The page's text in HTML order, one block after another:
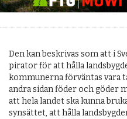
Den kan beskrivas som att i
pirator för att hålla
kommunerna förväntas vara
andra sidan föder och göder
att hela landet ska kunna
synsättet, att hålla